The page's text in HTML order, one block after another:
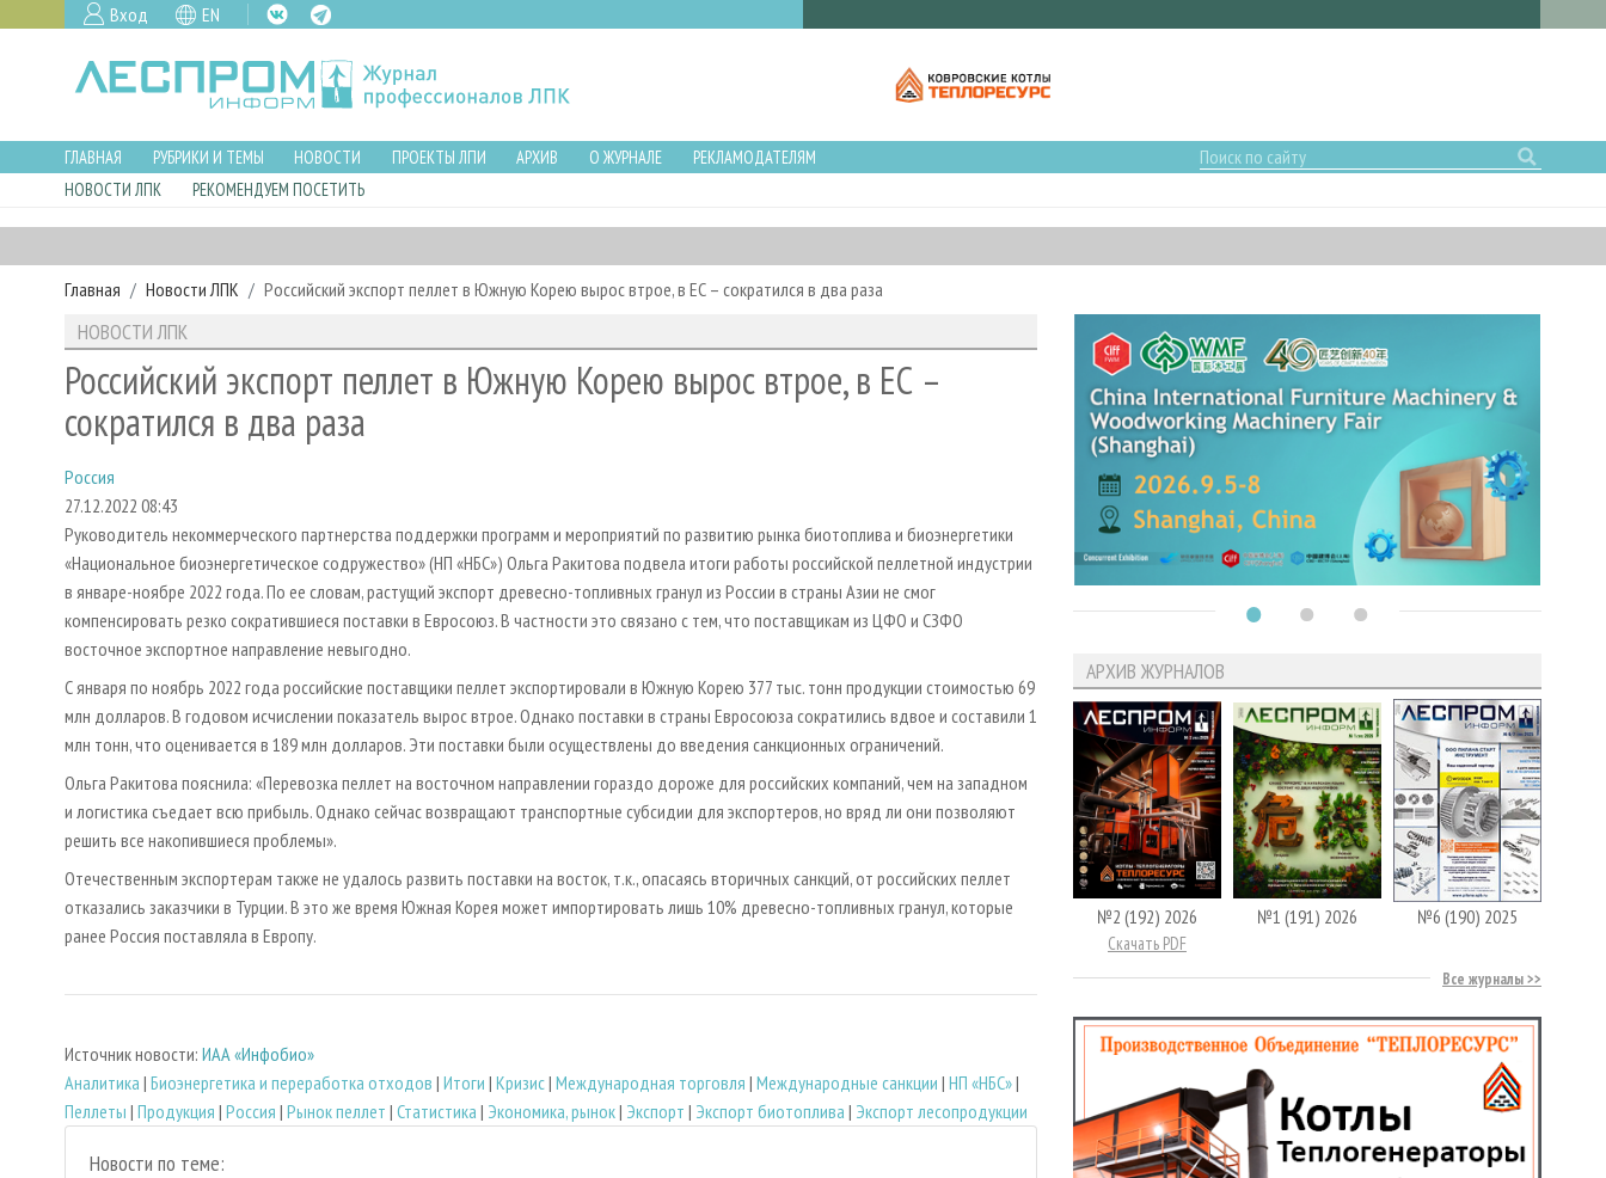
Вход EN
ГЛАВНАЯ РУБРИКИ И ТЕМЫ НОВОСТИ ПРОЕКТЫ ЛПИ АРХИВ О ЖУРНАЛЕ
РЕКЛАМОДАТЕЛЯМ
НОВОСТИ ЛПК
РЕКОМЕНДУЕМ ПОСЕТИТЬ
Главная Новости ЛПК Российский экспорт пеллет в Южную Корею вырос втрое, в ЕС – сократился в два раза
НОВОСТИ ЛПК
Российский экспорт пеллет в Южную Корею вырос втрое, в ЕС –
сократился в два раза
Россия
27.12.2022 08:43
Руководитель некоммерческого партнерства поддержки программ и мероприятий по развитию рынка биотоплива и биоэнергетики
«Национальное биоэнергетическое содружество» (НП «НБС») Ольга Ракитова подвела итоги работы российской пеллетной индустрии
в январе-ноябре 2022 года. По ее словам, растущий экспорт древесно-топливных гранул из России в страны Азии не смог
компенсировать резко сократившиеся поставки в Евросоюз. В частности это связано с тем, что поставщикам из ЦФО и СЗФО
восточное экспортное направление невыгодно.
С января по ноябрь 2022 года российские поставщики пеллет экспортировали в Южную Корею 377 тыс. тонн продукции стоимостью 69
млн долларов. В годовом исчислении показатель вырос втрое. Однако поставки в страны Евросоюза сократились вдвое и составили 1
млн тонн, что оценивается в 189 млн долларов. Эти поставки были осуществлены до введения санкционных ограничений.
Ольга Ракитова пояснила: «Перевозка пеллет на восточном направлении гораздо дороже для российских компаний, чем на западном
и логистика съедает всю прибыль. Однако сейчас возвращают транспортные субсидии для экспортеров, но вряд ли они позволяют
решить все накопившиеся проблемы».
Отечественным экспортерам также не удалось развить поставки на восток, т.к., опасаясь вторичных санкций, от российских пеллет
отказались заказчики в Турции. В это же время Южная Корея может импортировать лишь 10% древесно-топливных гранул, которые
ранее Россия поставляла в Европу.
Источник новости: ИАА «Инфобио»
Аналитика | Биoэнергетика и переработка отходов | Итоги | Кризис| Международная торговля | Международные санкции | НП «НБС»|
Пеллеты | Продукция | Россия | Рынок пеллет | Статистика | Экономика, рынок| Экспорт | Экспорт биотоплива | Экспорт лесопродукции
Новости по теме:
АРХИВ ЖУРНАЛОВ
№2 (192) 2026
Скачать PDF
№1 (191) 2026 №6 (190) 2025
Все журналы